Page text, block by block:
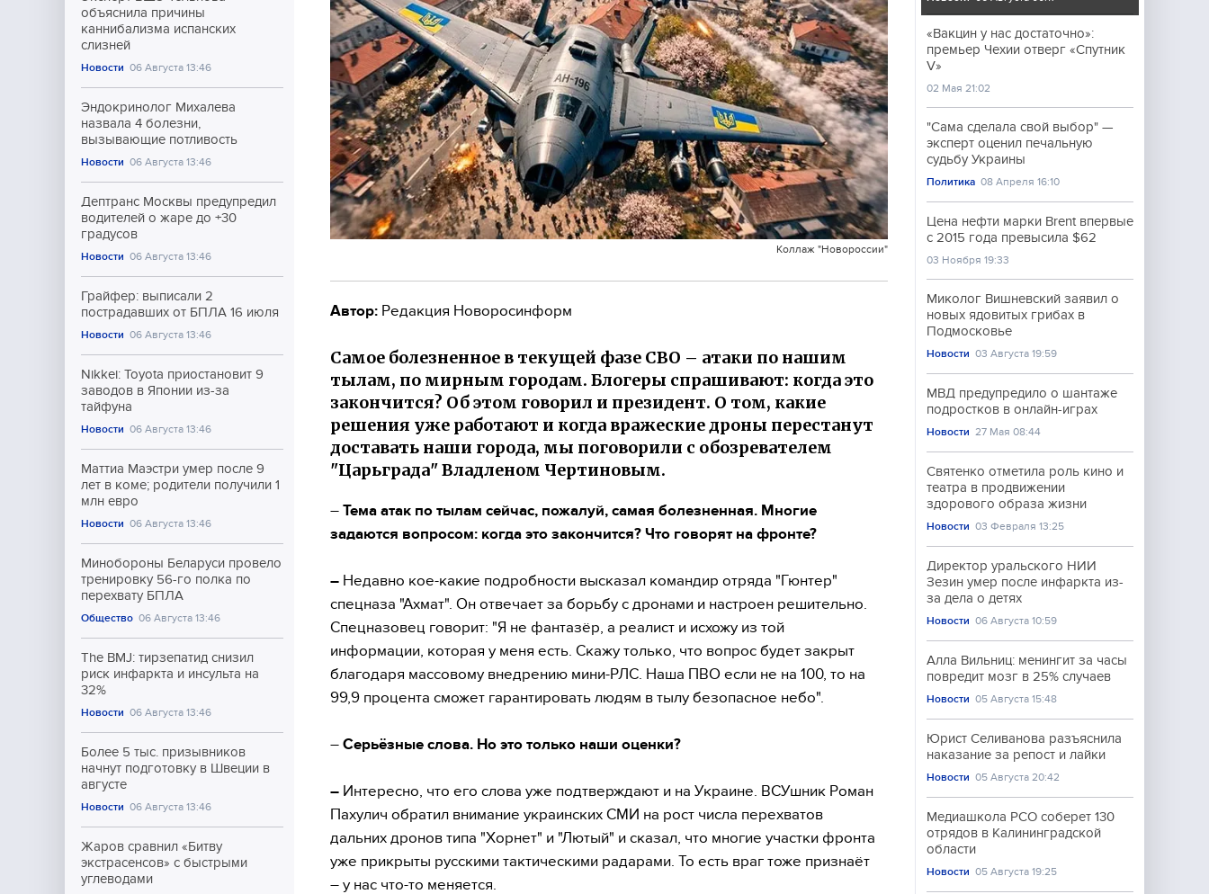
объяснила причины
каннибализма испанских
слизней
Новости 06 Августа 13:46
Эндокринолог Михалева
назвала 4 болезни,
вызывающие потливость
Новости 06 Августа 13:46
Дептранс Москвы предупредил
водителей о жаре до +30
градусов
Новости 06 Августа 13:46
Грайфер: выписали 2
пострадавших от БПЛА 16 июля
Новости 06 Августа 13:46
Nikkei: Toyota приостановит 9
заводов в Японии из-за
тайфуна
Новости 06 Августа 13:46
Маттиа Маэстри умер после 9
лет в коме; родители получили 1
млн евро
Новости 06 Августа 13:46
Минобороны Беларуси провело
тренировку 56-го полка по
перехвату БПЛА
Общество 06 Августа 13:46
The BMJ: тирзепатид снизил
риск инфаркта и инсульта на
32%
Новости 06 Августа 13:46
Более 5 тыс. призывников
начнут подготовку в Швеции в
августе
Новости 06 Августа 13:46
Жаров сравнил «Битву
экстрасенсов» с быстрыми
углеводами
Коллаж "Новороссии"
Автор: Редакция Новоросинформ
Самое болезненное в текущей фазе СВО – атаки по нашим
тылам, по мирным городам. Блогеры спрашивают: когда это
закончится? Об этом говорил и президент. О том, какие
решения уже работают и когда вражеские дроны перестанут
доставать наши города, мы поговорили с обозревателем
"Царьграда" Владленом Чертиновым.
– Тема атак по тылам сейчас, пожалуй, самая болезненная. Многие
задаются вопросом: когда это закончится? Что говорят на фронте?
– Недавно кое-какие подробности высказал командир отряда "Гюнтер"
спецназа "Ахмат". Он отвечает за борьбу с дронами и настроен решительно.
Спецназовец говорит: "Я не фантазёр, а реалист и исхожу из той
информации, которая у меня есть. Скажу только, что вопрос будет закрыт
благодаря массовому внедрению мини-РЛС. Наша ПВО если не на 100, то на
99,9 процента сможет гарантировать людям в тылу безопасное небо".
– Серьёзные слова. Но это только наши оценки?
– Интересно, что его слова уже подтверждают и на Украине. ВСУшник Роман
Пахулич обратил внимание украинских СМИ на рост числа перехватов
дальних дронов типа "Хорнет" и "Лютый" и сказал, что многие участки фронта
уже прикрыты русскими тактическими радарами. То есть враг тоже признаёт
– у нас что-то меняется.
«Вакцин у нас достаточно»:
премьер Чехии отверг «Спутник
V»
02 Мая 21:02
"Сама сделала свой выбор" —
эксперт оценил печальную
судьбу Украины
Политика 08 Апреля 16:10
Цена нефти марки Brent впервые
с 2015 года превысила $62
03 Ноября 19:33
Миколог Вишневский заявил о
новых ядовитых грибах в
Подмосковье
Новости 03 Августа 19:59
МВД предупредило о шантаже
подростков в онлайн-играх
Новости 27 Мая 08:44
Святенко отметила роль кино и
театра в продвижении
здорового образа жизни
Новости 03 Февраля 13:25
Директор уральского НИИ
Зезин умер после инфаркта из-
за дела о детях
Новости 06 Августа 10:59
Алла Вильниц: менингит за часы
повредит мозг в 25% случаев
Новости 05 Августа 15:48
Юрист Селиванова разъяснила
наказание за репост и лайки
Новости 05 Августа 20:42
Медиашкола РСО соберет 130
отрядов в Калининградской
области
Новости 05 Августа 19:25